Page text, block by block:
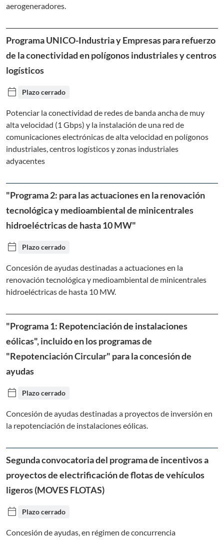
aerogeneradores.
Programa UNICO-Industria y Empresas para refuerzo
de la conectividad en polígonos industriales y centros
logísticos
calendar_today Plazo cerrado
Potenciar la conectividad de redes de banda ancha de muy
alta velocidad (1 Gbps) y la instalación de una red de
comunicaciones electrónicas de alta velocidad en polígonos
industriales, centros logísticos y zonas industriales
adyacentes
"Programa 2: para las actuaciones en la renovación
tecnológica y medioambiental de minicentrales
hidroeléctricas de hasta 10 MW"
calendar_today Plazo cerrado
Concesión de ayudas destinadas a actuaciones en la
renovación tecnológica y medioambiental de minicentrales
hidroeléctricas de hasta 10 MW.
"Programa 1: Repotenciación de instalaciones
eólicas", incluido en los programas de
"Repotenciación Circular" para la concesión de
ayudas
calendar_today Plazo cerrado
Concesión de ayudas destinadas a proyectos de inversión en
la repotenciación de instalaciones eólicas.
Segunda convocatoria del programa de incentivos a
proyectos de electrificación de flotas de vehículos
ligeros (MOVES FLOTAS)
calendar_today Plazo cerrado
Concesión de ayudas, en régimen de concurrencia